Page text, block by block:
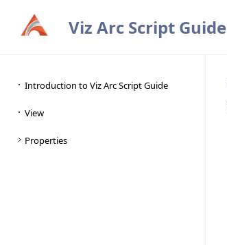
Viz Arc Script Guide